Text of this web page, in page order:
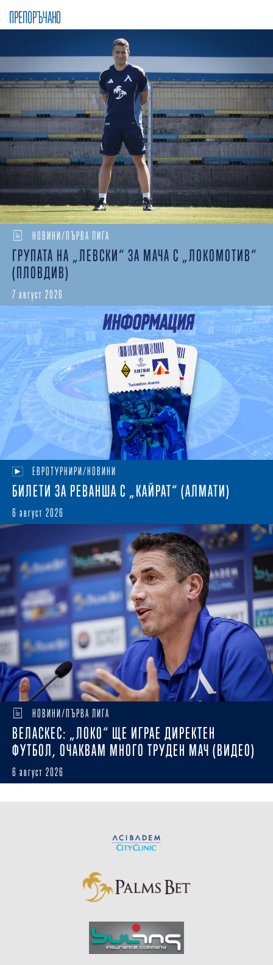
ПРЕПОРЪЧАНО
НОВИНИ/ПЪРВА ЛИГА
ГРУПАТА НА „ЛЕВСКИ“ ЗА МАЧА С „ЛОКОМОТИВ“
(ПЛОВДИВ)
7 август 2026
ЕВРОТУРНИРИ/НОВИНИ
БИЛЕТИ ЗА РЕВАНША С „КАЙРАТ“ (АЛМАТИ)
6 август 2026
НОВИНИ/ПЪРВА ЛИГА
ВЕЛАСКЕС: „ЛОКО“ ЩЕ ИГРАЕ ДИРЕКТЕН
ФУТБОЛ, ОЧАКВАМ МНОГО ТРУДЕН МАЧ (ВИДЕО)
6 август 2026